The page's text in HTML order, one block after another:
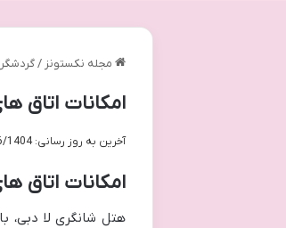
مجله نکستونز /
امکانات اتاق
آخرین به روز رسانی: 28/06/1404
امکانات اتاق
هتل شانگری لا دبی،